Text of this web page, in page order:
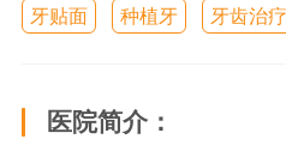
牙贴面 种植牙 牙齿治疗
医院简介：